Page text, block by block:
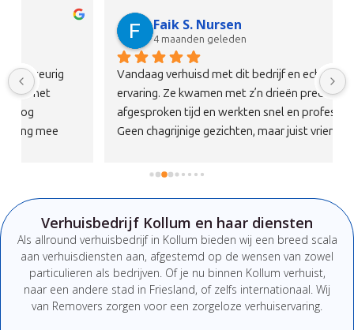
Faik S. Nursen
4 maanden geleden
Vandaag verhuisd met dit bedrijf en echt een top
ervaring. Ze kwamen met z’n drieën precies op de
afgesproken tijd en werkten snel en professioneel.
Geen chagrijnige gezichten, maar juist vriendelijke en
zorgvuldig en met aandacht vervoerd, zonder
je hier absoluut goed. Zeker een bedrijf om te
onthouden en aan te bevelen!
Verhuisbedrijf Kollum en haar diensten
Als allround verhuisbedrijf in Kollum bieden wij een breed scala
aan verhuisdiensten aan, afgestemd op de wensen van zowel
particulieren als bedrijven. Of je nu binnen Kollum verhuist,
naar een andere stad in Friesland, of zelfs internationaal. Wij
van Removers zorgen voor een zorgeloze verhuiservaring.